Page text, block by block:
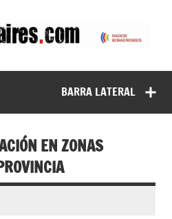
BARRA LATERAL
EN ZONAS